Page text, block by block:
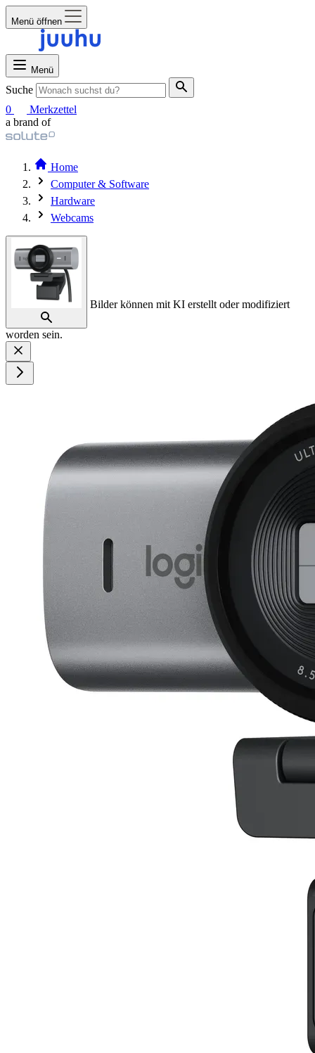
Menü öffnen
Menü
Suche
0
Merkzettel
a brand of
Home
Computer & Software
Hardware
Webcams
Bilder können mit KI erstellt oder modifiziert
worden sein.